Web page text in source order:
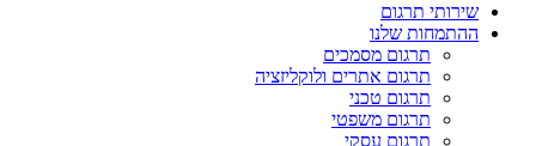
שירותי תרגום
ההתמחות שלנו
תרגום מסמכים
תרגום אתרים ולוקליזציה
תרגום טכני
תרגום משפטי
תרגום עסקי